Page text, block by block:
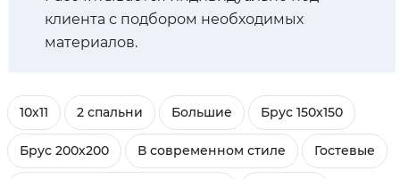
клиента с подбором необходимых
материалов.
10х11 2 спальни Большие Брус 150х150
Брус 200х200 В современном стиле Гостевые